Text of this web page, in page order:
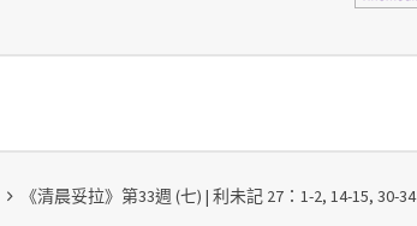
《清晨妥拉》第33週 (七) | 利未記 27：1-2, 14-15, 30-34